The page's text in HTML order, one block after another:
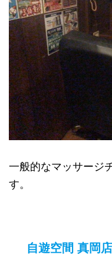
一般的なマッサージ
す。
自遊空間 真岡